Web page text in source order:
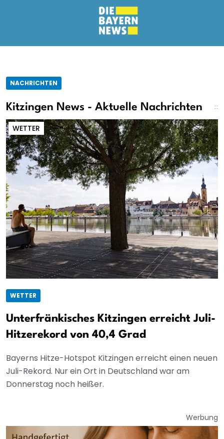
NACHRICHTEN
Kitzingen News - Aktuelle Nachrichten
WETTER
WETTER
Unterfränkisches Kitzingen erreicht Juli-
Hitzerekord von 40,4 Grad
Bayerns Hitze-Hotspot Kitzingen erreicht einen neuen
Juli-Rekord. Nur ein Ort in Deutschland war am
Donnerstag noch heißer.
Werbung